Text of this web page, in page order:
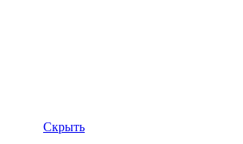
Скрыть